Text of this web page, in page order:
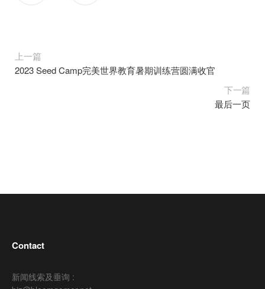
上一篇
2023 Seed Camp完美世界教育暑期训练营圆满收官
下一篇
最后一页
Contact
新闻线索及垂询 :